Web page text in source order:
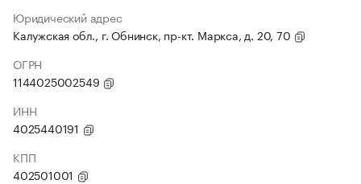
Юридический адрес
Калужская обл., г. Обнинск, пр-кт. Маркса, д. 20, 70
ОГРН
1144025002549
ИНН
4025440191
КПП
402501001